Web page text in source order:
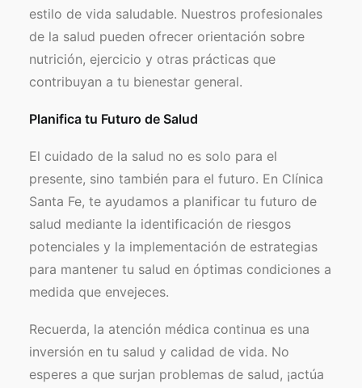
estilo de vida saludable. Nuestros profesionales
de la salud pueden ofrecer orientación sobre
nutrición, ejercicio y otras prácticas que
contribuyan a tu bienestar general.
Planifica tu Futuro de Salud
El cuidado de la salud no es solo para el
presente, sino también para el futuro. En Clínica
Santa Fe, te ayudamos a planificar tu futuro de
salud mediante la identificación de riesgos
potenciales y la implementación de estrategias
para mantener tu salud en óptimas condiciones a
medida que envejeces.
Recuerda, la atención médica continua es una
inversión en tu salud y calidad de vida. No
esperes a que surjan problemas de salud, ¡actúa